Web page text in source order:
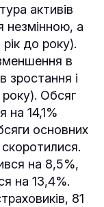
активів
незмінною, а
до року).
в
зростання і
Обсяг
на 14,1%
основних
на 8,5%,
на 13,4%.
81